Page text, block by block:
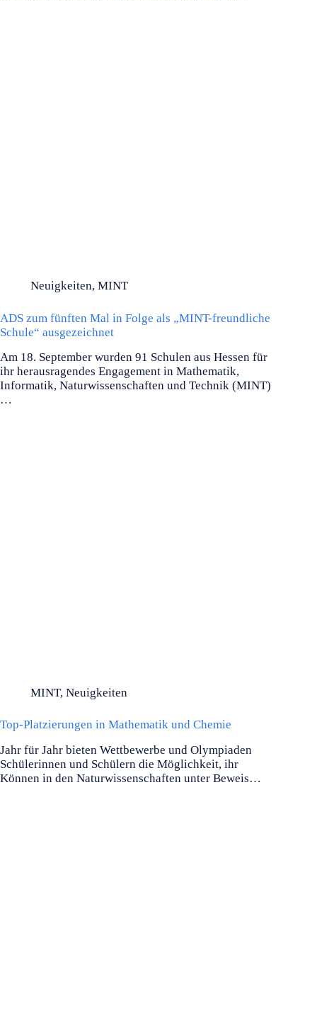
Neuigkeiten, MINT
ADS zum fünften Mal in Folge als „MINT-freundliche
Schule“ ausgezeichnet
Am 18. September wurden 91 Schulen aus Hessen für
ihr herausragendes Engagement in Mathematik,
Informatik, Naturwissenschaften und Technik (MINT)
…
MINT, Neuigkeiten
Top-Platzierungen in Mathematik und Chemie
Jahr für Jahr bieten Wettbewerbe und Olympiaden
Schülerinnen und Schülern die Möglichkeit, ihr
Können in den Naturwissenschaften unter Beweis…